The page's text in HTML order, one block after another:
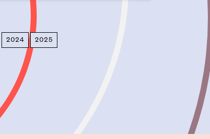
2024 2025